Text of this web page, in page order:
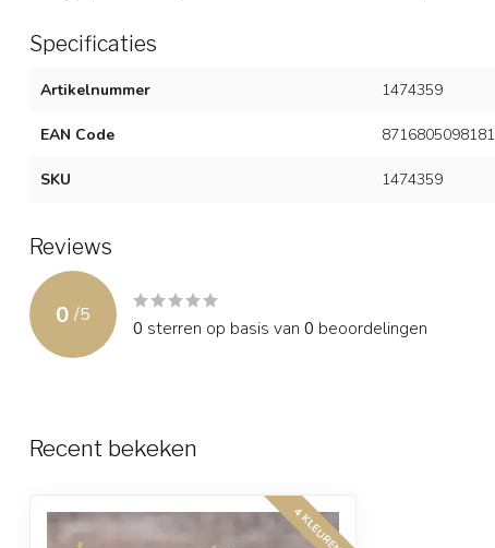
Specificaties
Artikelnummer 1474359
EAN Code 8716805098181
SKU 1474359
Reviews
0 /5
0 sterren op basis van 0 beoordelingen
Recent bekeken
4 KLEUREN!